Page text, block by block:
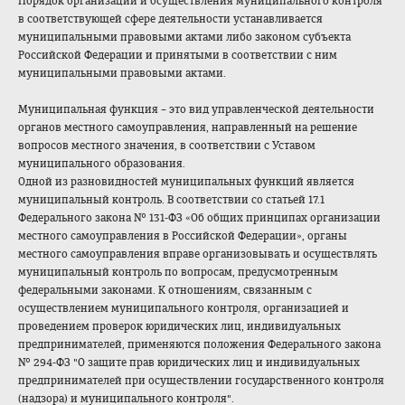
в соответствующей сфере деятельности устанавливается
муниципальными правовыми актами либо законом субъекта
Российской Федерации и принятыми в соответствии с ним
муниципальными правовыми актами.
Муниципальная функция – это вид управленческой деятельности
органов местного самоуправления, направленный на решение
вопросов местного значения, в соответствии с Уставом
муниципального образования.
Одной из разновидностей муниципальных функций является
муниципальный контроль. В соответствии со статьей 17.1
Федерального закона № 131-ФЗ «Об общих принципах организации
местного самоуправления в Российской Федерации», органы
местного самоуправления вправе организовывать и осуществлять
муниципальный контроль по вопросам, предусмотренным
федеральными законами. К отношениям, связанным с
осуществлением муниципального контроля, организацией и
проведением проверок юридических лиц, индивидуальных
предпринимателей, применяются положения Федерального закона
№ 294-ФЗ "О защите прав юридических лиц и индивидуальных
предпринимателей при осуществлении государственного контроля
(надзора) и муниципального контроля".